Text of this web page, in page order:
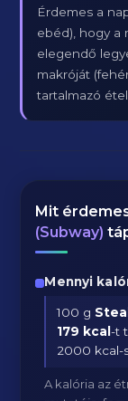
Érdemes a
ebéd), hogy a
elegendő
makróját
tartalmazó
Mit
(Subway)
Mennyi
100 g
179 kcal-t
2000 kcal-
A kalória az